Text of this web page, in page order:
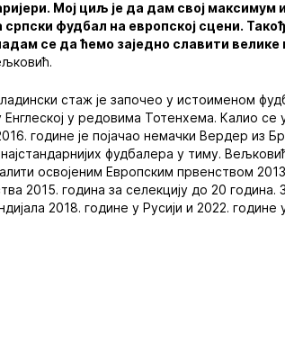
Мој циљ је да дам свој максимум
фудбал на европској сцени.
се да ћемо заједно славити велике
стаж је започео у истоименом
у редовима Тотенхема. Калио се
године је појачао немачки Вердер из
фудбалера у тиму.
освојеним Европским првенством
2015. година за селекцију до 20 година.
2018. године у Русији и 2022. године